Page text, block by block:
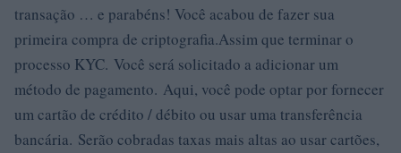
transação … e parabéns! Você acabou de fazer sua
primeira compra de criptografia.Assim que terminar o
processo KYC. Você será solicitado a adicionar um
método de pagamento. Aqui, você pode optar por fornecer
um cartão de crédito / débito ou usar uma transferência
bancária. Serão cobradas taxas mais altas ao usar cartões,